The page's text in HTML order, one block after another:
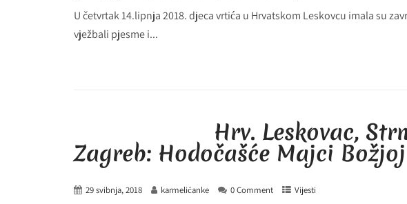
U četvrtak 14.lipnja 2018. djeca vrtića u Hrvatskom Leskovcu imala su
vježbali pjesme i...
Hrv. Leskovac,
Zagreb: Hodočašće Majci
29 svibnja, 2018 karmelićanke 0 Comment Vijesti